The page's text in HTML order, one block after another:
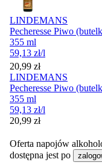
LINDEMANS
Pecheresse Piwo
355 ml
59,13 zł/l
Cena
20,99 zł
LINDEMANS
Pecheresse Piwo
355 ml
59,13 zł/l
Cena
20,99 zł
Oferta napojów
dostępna jest po